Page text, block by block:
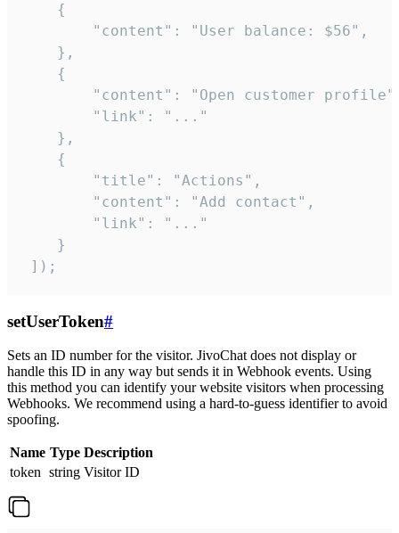
    {
        "content": "User balance: $56",
    },
    {
"content": "Open customer
        "link": "..."
    },
    {
        "title": "Actions",
        "content": "Add contact",
        "link": "..."
    }
]);
setUserToken#
Sets an ID number for the visitor. JivoChat does not display or
handle this ID in any way but sends it in Webhook events. Using
this method you can identify your website visitors when processing
Webhooks. We recommend using a hard-to-guess identifier to avoid
spoofing.
Name Type Description
token string Visitor ID